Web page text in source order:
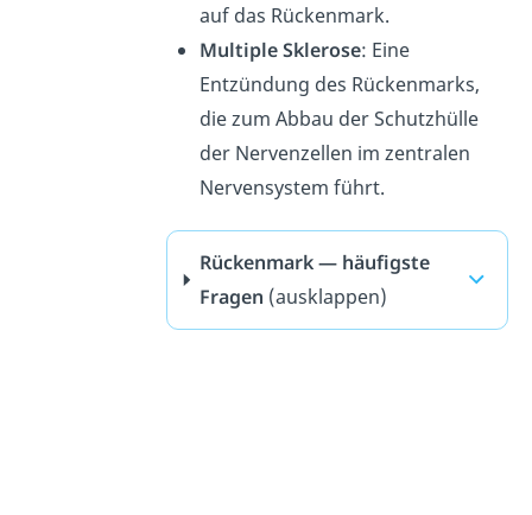
auf das Rückenmark.
Multiple Sklerose: Eine
Entzündung des Rückenmarks,
die zum Abbau der Schutzhülle
der Nervenzellen im zentralen
Nervensystem führt.
Rückenmark — häufigste
Fragen (ausklappen)